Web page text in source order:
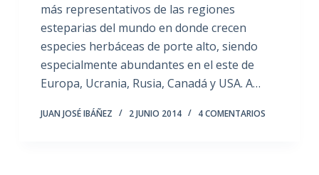
más representativos de las regiones
esteparias del mundo en donde crecen
especies herbáceas de porte alto, siendo
especialmente abundantes en el este de
Europa, Ucrania, Rusia, Canadá y USA. A…
JUAN JOSÉ IBÁÑEZ 2 JUNIO 2014 4 COMENTARIOS